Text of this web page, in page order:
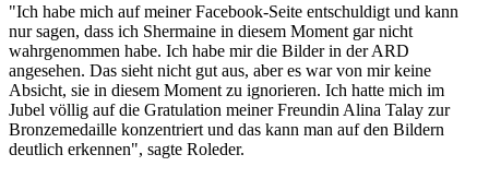
"Ich habe mich auf meiner Facebook-Seite entschuldigt und kann
nur sagen, dass ich Shermaine in diesem Moment gar nicht
wahrgenommen habe. Ich habe mir die Bilder in der ARD
angesehen. Das sieht nicht gut aus, aber es war von mir keine
Absicht, sie in diesem Moment zu ignorieren. Ich hatte mich im
Jubel völlig auf die Gratulation meiner Freundin Alina Talay zur
Bronzemedaille konzentriert und das kann man auf den Bildern
deutlich erkennen", sagte Roleder.